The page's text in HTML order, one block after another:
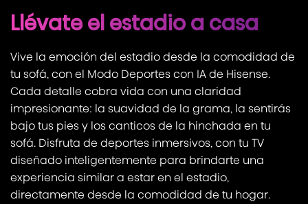
Llévate el estadio a casa
Vive la emoción del estadio desde la comodidad de
tu sofá, con el Modo Deportes con IA de Hisense.
Cada detalle cobra vida con una claridad
impresionante: la suavidad de la grama, la sentirás
bajo tus pies y los canticos de la hinchada en tu
sofá. Disfruta de deportes inmersivos, con tu TV
diseñado inteligentemente para brindarte una
experiencia similar a estar en el estadio,
directamente desde la comodidad de tu hogar.